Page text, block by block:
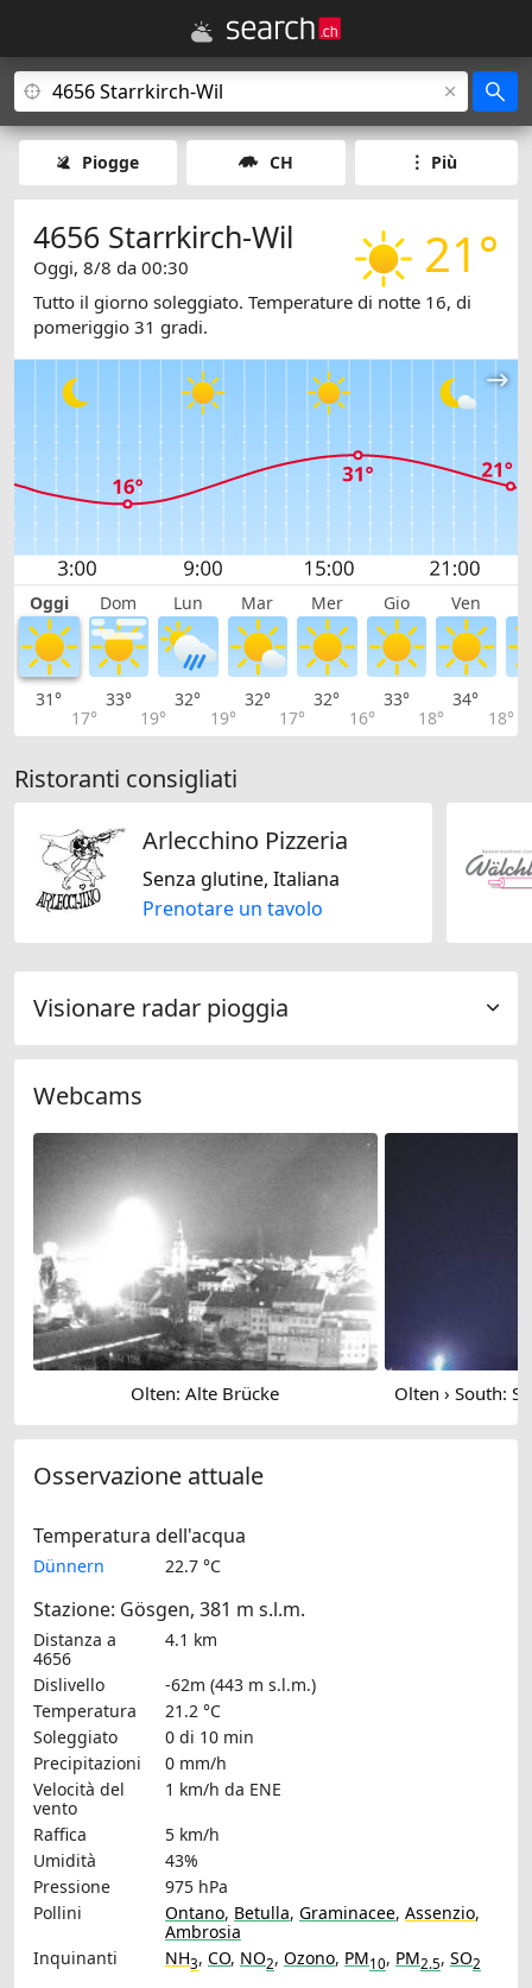
Piogge CH Più
21°
4656 Starrkirch-Wil
Oggi, 8/8 da 00:30
Tutto il giorno soleggiato. Temperature di notte 16, di
pomeriggio 31 gradi.
Oggi Dom Lun Mar Mer Gio Ven
31°
17°
33°
19°
32°
19°
32°
17°
32°
16°
33°
18°
34°
18°
Ristoranti consigliati
Arlecchino Pizzeria
Senza glutine, Italiana
Prenotare un tavolo
Visionare radar pioggia
Webcams
Olten: Alte Brücke
Osservazione attuale
Temperatura dell'acqua
Dünnern 22.7 °C
Stazione: Gösgen, 381 m s.l.m.
Distanza a
4656
4.1 km
Dislivello
-62m (443 m s.l.m.)
Temperatura
21.2 °C
Soleggiato
0 di 10 min
Precipitazioni
0 mm/h
Velocità del
vento
1 km/h da ENE
Raffica
5 km/h
Umidità
43%
Pressione
975 hPa
Pollini
Ontano, Betulla, Graminacee, Assenzio,
Ambrosia
Inquinanti
NH3, CO, NO2, Ozono, PM10, PM2.5, SO2